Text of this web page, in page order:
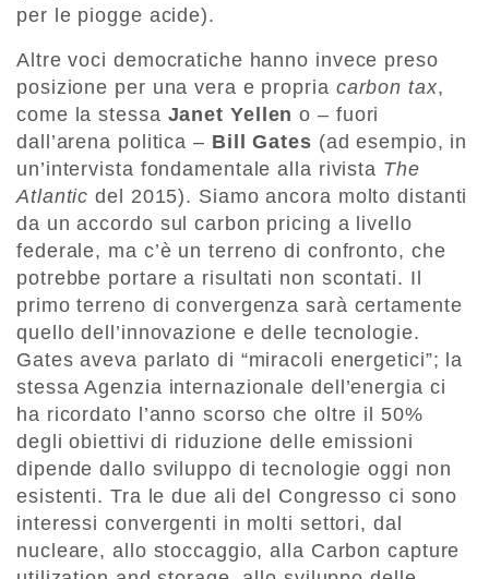
per le piogge acide).
Altre voci democratiche hanno invece preso
posizione per una vera e propria carbon tax,
come la stessa Janet Yellen o – fuori
dall’arena politica – Bill Gates (ad esempio, in
un’intervista fondamentale alla rivista The
Atlantic del 2015). Siamo ancora molto distanti
da un accordo sul carbon pricing a livello
federale, ma c’è un terreno di confronto, che
potrebbe portare a risultati non scontati. Il
primo terreno di convergenza sarà certamente
quello dell’innovazione e delle tecnologie.
Gates aveva parlato di “miracoli energetici”; la
stessa Agenzia internazionale dell’energia ci
ha ricordato l’anno scorso che oltre il 50%
degli obiettivi di riduzione delle emissioni
dipende dallo sviluppo di tecnologie oggi non
esistenti. Tra le due ali del Congresso ci sono
interessi convergenti in molti settori, dal
nucleare, allo stoccaggio, alla Carbon capture